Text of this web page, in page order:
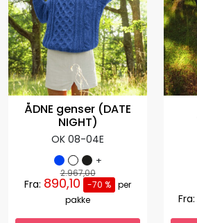
ÅDNE genser (DATE
NIGHT)
OK 08-04E
+
2.967,00
Fra: 890,10 -70 % per
pakke
Fra: